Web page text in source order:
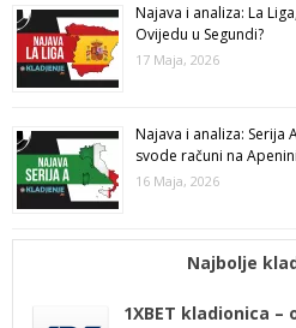
Najava i analiza: La
Ovijedu u Segundi?
17 Maja, 2026
Najava i analiza: Serija
svode računi na
16 Maja, 2026
Najbolje
1XBET kladionica –